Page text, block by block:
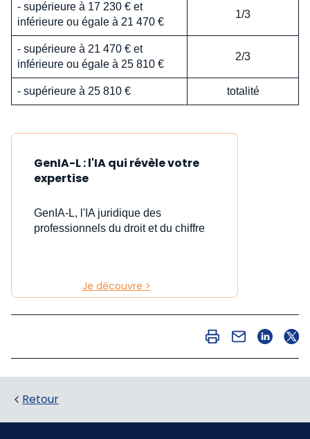
- supérieure à 17 230 € et
inférieure ou égale à 21 470 €
1/3
- supérieure à 21 470 € et
inférieure ou égale à 25 810 €
2/3
- supérieure à 25 810 € totalité
GenIA-L : l'IA qui révèle votre
expertise
GenIA-L, l'IA juridique des
professionnels du droit et du chiffre
Je découvre >
Retour